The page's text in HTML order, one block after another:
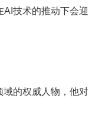
技术的推动下会迎
域的权威人物，他对